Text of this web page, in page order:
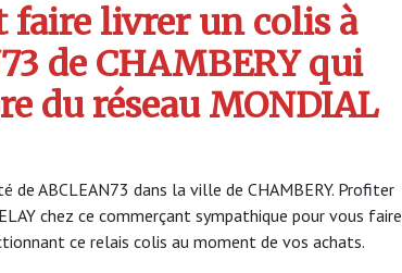
faire livrer un colis à
de CHAMBERY qui
du réseau MONDIAL
de ABCLEAN73 dans la ville de CHAMBERY. Profiter
chez ce commerçant sympathique pour vous faire
ce relais colis au moment de vos achats.